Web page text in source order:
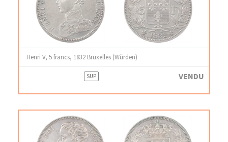
Henri V, 5 francs, 1832 Bruxelles (Würden)
SUP VENDU